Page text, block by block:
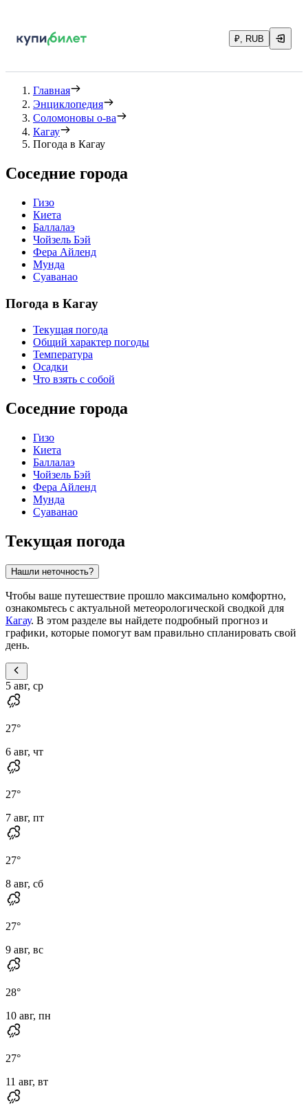
₽, RUB
Главная
Энциклопедия
Соломоновы о-ва
Кагау
Погода в Кагау
Соседние города
Гизо
Киета
Баллалаэ
Чойзель Бэй
Фера Айленд
Мунда
Суаванао
Погода в Кагау
Текущая погода
Общий характер погоды
Температура
Осадки
Что взять с собой
Соседние города
Гизо
Киета
Баллалаэ
Чойзель Бэй
Фера Айленд
Мунда
Суаванао
Текущая погода
Нашли неточность?
Чтобы ваше путешествие прошло максимально комфортно,
ознакомьтесь с актуальной метеорологической сводкой для
Кагау. В этом разделе вы найдете подробный прогноз и
графики, которые помогут вам правильно спланировать свой
день.
5 авг, ср
27°
6 авг, чт
27°
7 авг, пт
27°
8 авг, сб
27°
9 авг, вс
28°
10 авг, пн
27°
11 авг, вт